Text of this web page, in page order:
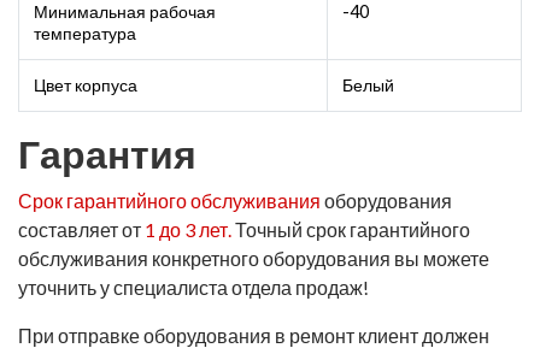
Минимальная рабочая
температура
-40
Цвет корпуса Белый
Гарантия
Срок гарантийного обслуживания оборудования
составляет от 1 до 3 лет.Точный срок гарантийного
обслуживания конкретного оборудования вы можете
уточнить у специалиста отдела продаж!
При отправке оборудования в ремонт клиент должен